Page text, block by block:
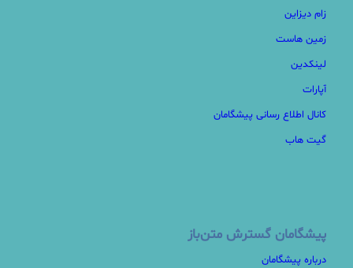
زام دیزاین
زمین هاست
لینکدین
آپارات
کانال اطلاع رسانی پیشگامان
گیت هاب
پیشگامان گسترش متن‌باز
درباره پیشگامان